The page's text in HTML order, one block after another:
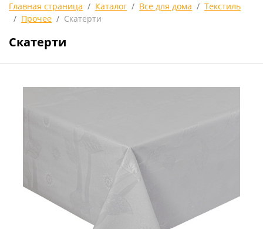
Главная страница Каталог Все для дома
Текстиль
Прочее
Скатерти
Скатерти